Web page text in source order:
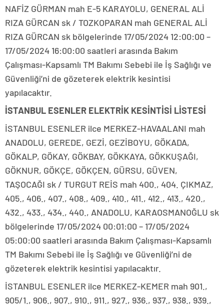
NAFİZ GÜRMAN mah E-5 KARAYOLU, GENERAL ALİ
RIZA GÜRCAN sk / TOZKOPARAN mah GENERAL ALİ
RIZA GÜRCAN sk bölgelerinde 17/05/2024 12:00:00 –
17/05/2024 16:00:00 saatleri arasında Bakım
Çalışması-Kapsamlı TM Bakımı Sebebi ile İş Sağlığı ve
Güvenliği’ni de gözeterek elektrik kesintisi
yapılacaktır.
İSTANBUL ESENLER ELEKTRİK KESİNTİSİ LİSTESİ
İSTANBUL ESENLER ilce MERKEZ-HAVAALANI mah
ANADOLU, GEREDE, GEZİ, GEZİBOYU, GÖKADA,
GÖKALP, GÖKAY, GÖKBAY, GÖKKAYA, GÖKKUŞAĞI,
GÖKNUR, GÖKÇE, GÖKÇEN, GÜRSU, GÜVEN,
TAŞOCAĞI sk / TURGUT REİS mah 400., 404. ÇIKMAZ,
405., 406., 407., 408., 409., 410., 411., 412., 413., 420.,
432., 433., 434., 440., ANADOLU, KARAOSMANOĞLU sk
bölgelerinde 17/05/2024 00:01:00 – 17/05/2024
05:00:00 saatleri arasında Bakım Çalışması-Kapsamlı
TM Bakımı Sebebi ile İş Sağlığı ve Güvenliği’ni de
gözeterek elektrik kesintisi yapılacaktır.
İSTANBUL ESENLER ilce MERKEZ-KEMER mah 901.,
905/1., 906., 907., 910., 911., 927., 936., 937., 938., 939.,